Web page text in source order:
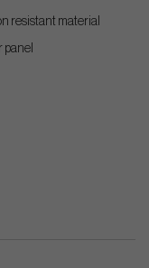
resistant material
panel